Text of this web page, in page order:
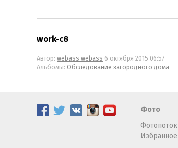
work-c8
Автор: webass webass 6 октября 2015 06:57
Альбомы: Обследование загородного дома
Фото
Фотопоток
Избранное